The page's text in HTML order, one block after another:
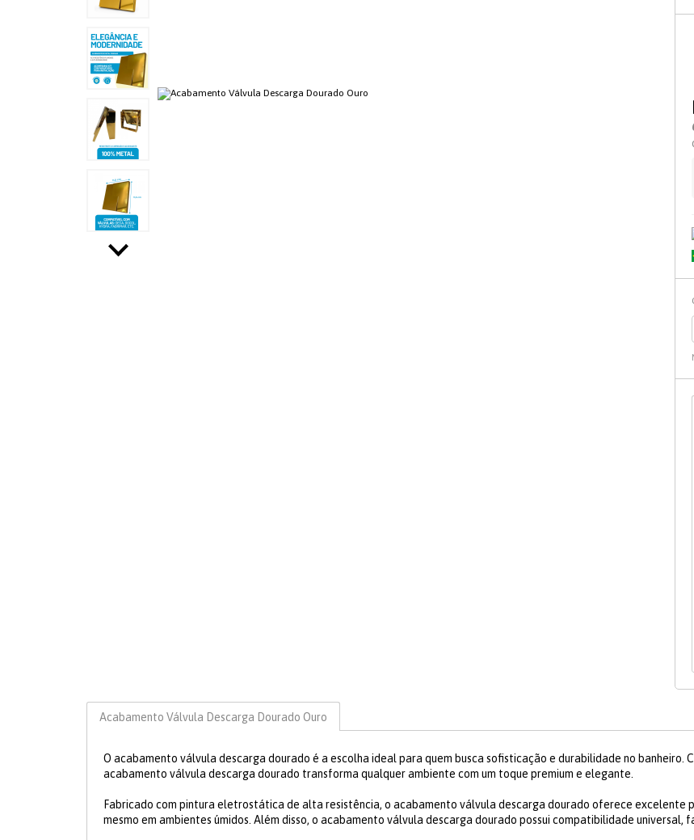
CHA E CAFÉ
ORGANIZADORES
UTILIDADES DOMÉSTICAS
CUTELARIA
COZINHA
PRODUTOS TÉRMICOS
CONTROLE DE PRAGAS
SEGURANÇA E PROTEÇÃO -
LINHA RURAL
Acabamento Válvula Descarga Dourado Ouro
O acabamento válvula descarga dourado é a escolha ideal para quem busca sofisticação e durabilidade no banheiro.
acabamento válvula descarga dourado transforma qualquer ambiente com um toque premium e elegante.
Fabricado com pintura eletrostática de alta resistência, o acabamento válvula descarga dourado oferece excelente
mesmo em ambientes úmidos. Além disso, o acabamento válvula descarga dourado possui compatibilidade universal,